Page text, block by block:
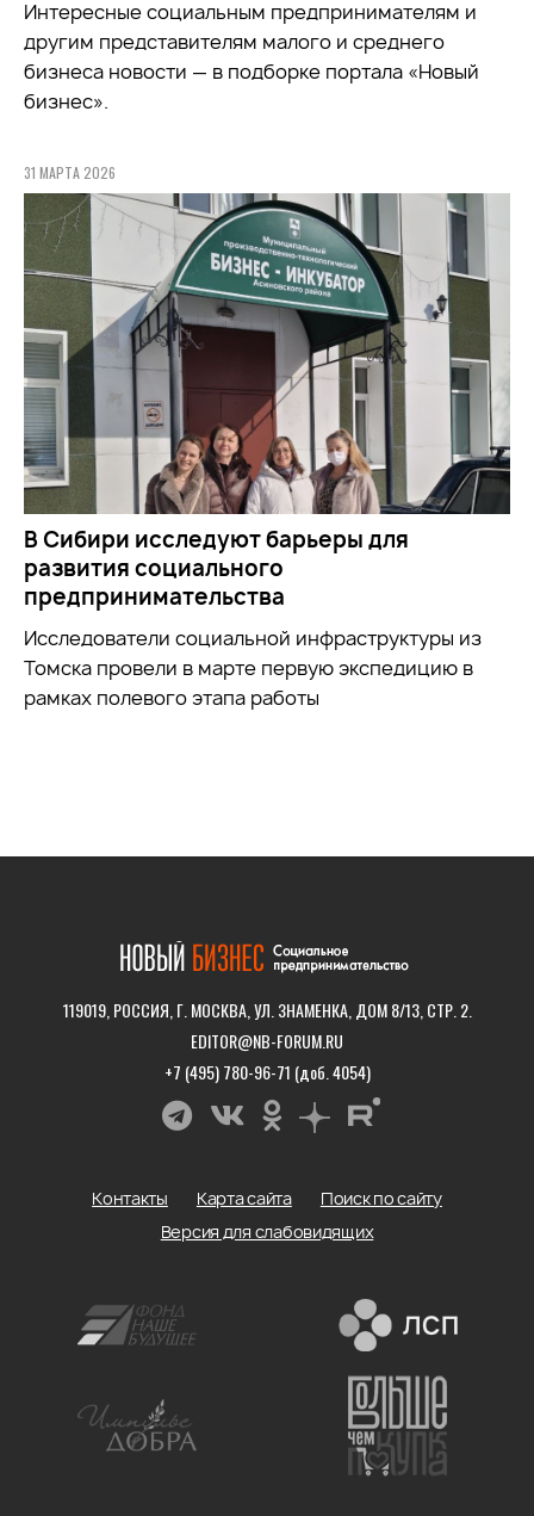
Интересные социальным предпринимателям и
другим представителям малого и среднего
бизнеса новости — в подборке портала «Новый
бизнес».
31 МАРТА 2026
В Сибири исследуют барьеры для
развития социального
предпринимательства
Исследователи социальной инфраструктуры из
Томска провели в марте первую экспедицию в
рамках полевого этапа работы
119019, РОССИЯ, Г. МОСКВА, УЛ. ЗНАМЕНКА, ДОМ 8/13, СТР. 2.
EDITOR@NB-FORUM.RU
+7 (495) 780-96-71 (доб. 4054)
Контакты Карта сайта
Поиск по сайту
Версия для слабовидящих